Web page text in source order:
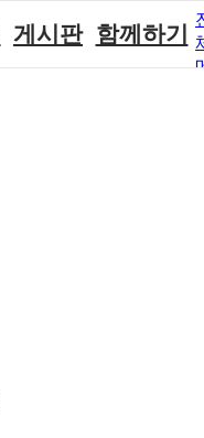
게시판 함께하기